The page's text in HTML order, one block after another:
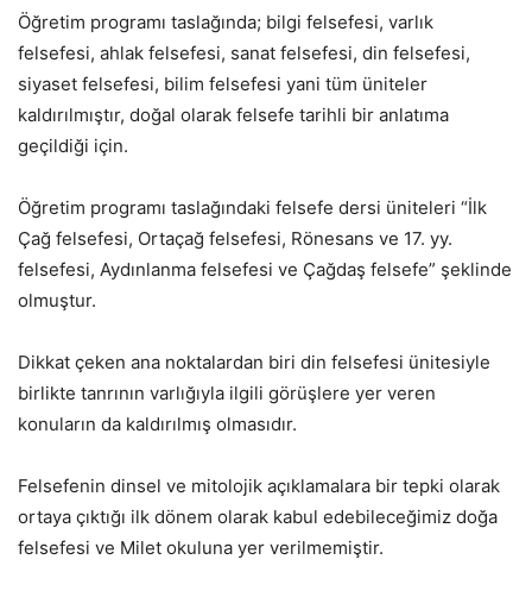
Öğretim programı taslağında; bilgi felsefesi, varlık
felsefesi, ahlak felsefesi, sanat felsefesi, din felsefesi,
siyaset felsefesi, bilim felsefesi yani tüm üniteler
kaldırılmıştır, doğal olarak felsefe tarihli bir anlatıma
geçildiği için.
Öğretim programı taslağındaki felsefe dersi üniteleri “İlk
Çağ felsefesi, Ortaçağ felsefesi, Rönesans ve 17. yy.
felsefesi, Aydınlanma felsefesi ve Çağdaş felsefe” şeklinde
olmuştur.
Dikkat çeken ana noktalardan biri din felsefesi ünitesiyle
birlikte tanrının varlığıyla ilgili görüşlere yer veren
konuların da kaldırılmış olmasıdır.
Felsefenin dinsel ve mitolojik açıklamalara bir tepki olarak
ortaya çıktığı ilk dönem olarak kabul edebileceğimiz doğa
felsefesi ve Milet okuluna yer verilmemiştir.